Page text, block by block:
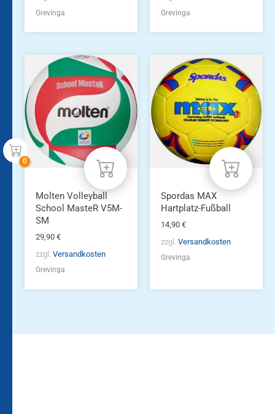
Grevinga
Grevinga
Molten Volleyball
School MasteR V5M-
SM
29,90 €
zzgl. Versandkosten
Grevinga
Spordas MAX
Hartplatz-Fußball
14,90 €
zzgl. Versandkosten
Grevinga